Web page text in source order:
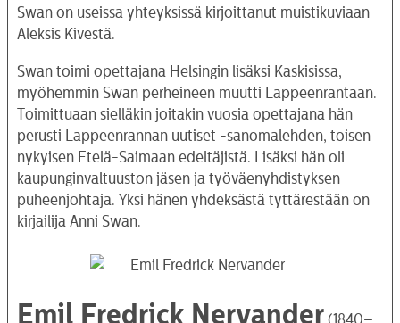
Swan on useissa yhteyksissä kirjoittanut muistikuviaan
Aleksis Kivestä.
Swan toimi opettajana Helsingin lisäksi Kaskisissa,
myöhemmin Swan perheineen muutti Lappeenrantaan.
Toimittuaan sielläkin joitakin vuosia opettajana hän
perusti Lappeenrannan uutiset -sanomalehden, toisen
nykyisen Etelä-Saimaan edeltäjistä. Lisäksi hän oli
kaupunginvaltuuston jäsen ja työväenyhdistyksen
puheenjohtaja. Yksi hänen yhdeksästä tyttärestään on
kirjailija Anni Swan.
Emil Fredrick Nervander (1840–